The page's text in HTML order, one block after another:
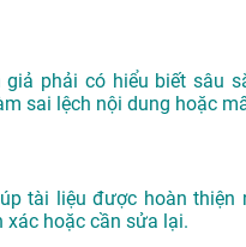
phải có hiểu biết sâu
sai lệch nội dung hoặc
tài liệu được hoàn
hoặc cần sửa lại.